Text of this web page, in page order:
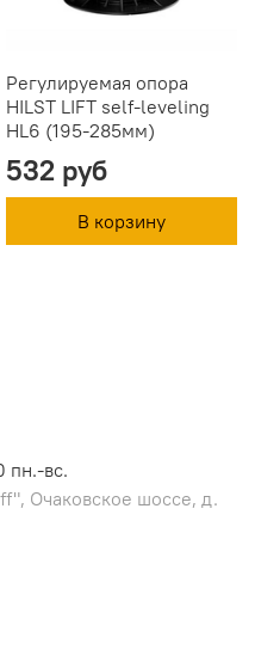
Регулируемая опора
HILST LIFT self-leveling
HL6 (195-285мм)
532 руб
В корзину
пн.-вс.
Очаковское шоссе, д.